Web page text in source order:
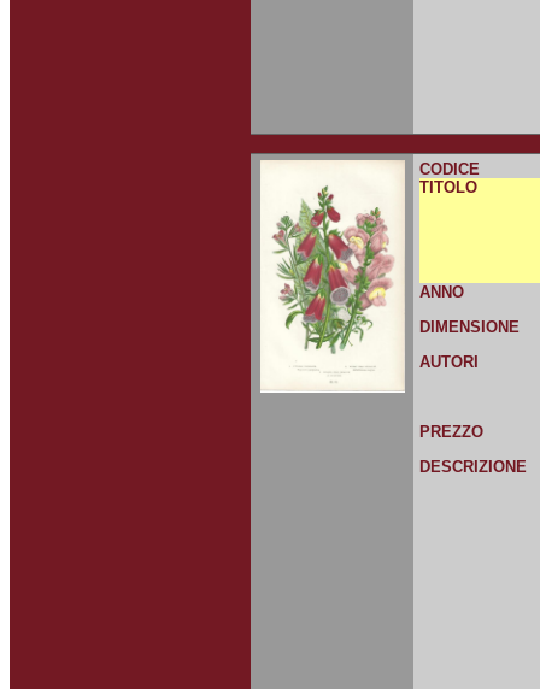
CODICE
TITOLO
ANNO
DIMENSIONE
AUTORI
PREZZO
DESCRIZIONE